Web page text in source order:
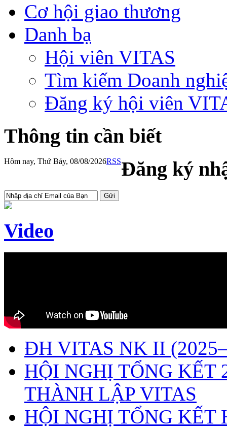
Cơ hội giao thương
Danh bạ
Hội viên VITAS
Tìm kiếm Doanh
Đăng ký hội viên
Thông tin cần biết
Hôm nay, Thứ Bảy, 08/08/2026RSSĐăng ký
Video
ĐH VITAS NK II
HỘI NGHỊ TỔNG
THÀNH LẬP VITAS
HỘI NGHỊ TỔNG KẾT